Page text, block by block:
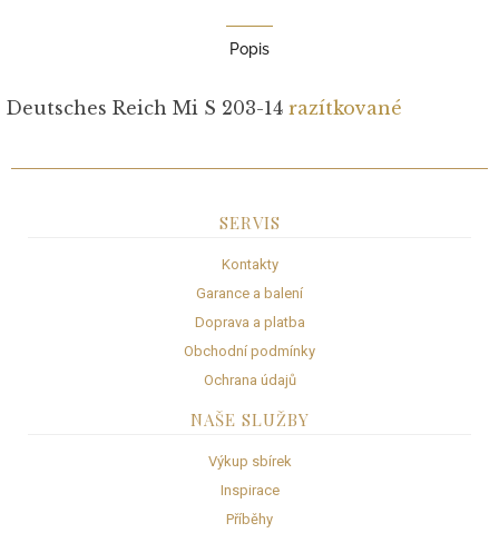
Popis
Deutsches Reich Mi S 203-14 razítkované
SERVIS
Kontakty
Garance a balení
Doprava a platba
Obchodní podmínky
Ochrana údajů
NAŠE SLUŽBY
Výkup sbírek
Inspirace
Příběhy